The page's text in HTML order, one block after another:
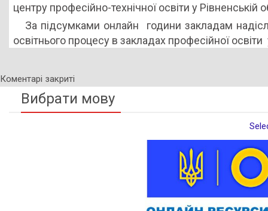
центру професійно-технічної освіти у Рівненській
За підсумками онлайн години закладам
освітнього процесу в закладах професійної
Коментарі закриті
Вибрати мову